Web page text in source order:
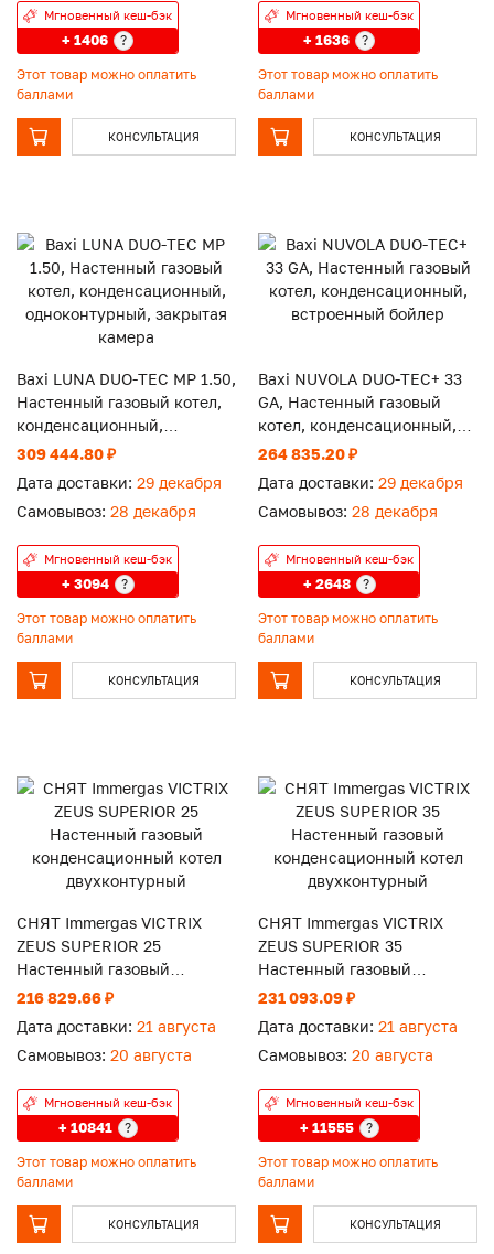
Мгновенный кеш-бэк
+ 1406 ?
Этот товар можно оплатить
баллами
КОНСУЛЬТАЦИЯ
Мгновенный кеш-бэк
+ 1636 ?
Этот товар можно оплатить
баллами
КОНСУЛЬТАЦИЯ
Baxi LUNA DUO-TEC MP 1.50,
Настенный газовый котел,
конденсационный,
одноконтурный, закрытая
309 444.80 ₽
Дата доставки: 29 декабря
Самовывоз: 28 декабря
Мгновенный кеш-бэк
+ 3094 ?
Этот товар можно оплатить
баллами
КОНСУЛЬТАЦИЯ
Baxi NUVOLA DUO-TEC+ 33
GA, Настенный газовый
котел, конденсационный,
встроенный бойлер
264 835.20 ₽
Дата доставки: 29 декабря
Самовывоз: 28 декабря
Мгновенный кеш-бэк
+ 2648 ?
Этот товар можно оплатить
баллами
КОНСУЛЬТАЦИЯ
СНЯТ Immergas VICTRIX
ZEUS SUPERIOR 25
Настенный газовый
конденсационный котел
216 829.66 ₽
Дата доставки: 21 августа
Самовывоз: 20 августа
Мгновенный кеш-бэк
+ 10841 ?
Этот товар можно оплатить
баллами
КОНСУЛЬТАЦИЯ
СНЯТ Immergas VICTRIX
ZEUS SUPERIOR 35
Настенный газовый
конденсационный котел
231 093.09 ₽
Дата доставки: 21 августа
Самовывоз: 20 августа
Мгновенный кеш-бэк
+ 11555 ?
Этот товар можно оплатить
баллами
КОНСУЛЬТАЦИЯ